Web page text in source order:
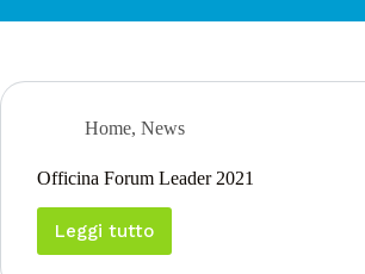
Home, News
Officina Forum Leader 2021
Leggi tutto
Officina
Forum